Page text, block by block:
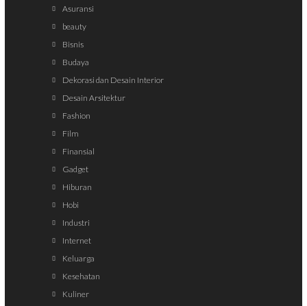
Asuransi
beauty
Bisnis
Budaya
Dekorasi dan Desain Interior
Desain Arsitektur
Fashion
Film
Finansial
Gadget
Hiburan
Hobi
Industri
Internet
Keluarga
Kesehatan
Kuliner